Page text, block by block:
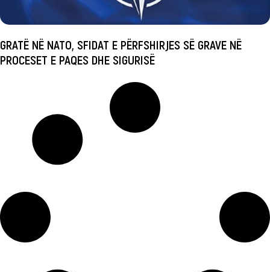
GRATË NË NATO, SFIDAT E PËRFSHIRJES SË GRAVE NË
PROCESET E PAQES DHE SIGURISË